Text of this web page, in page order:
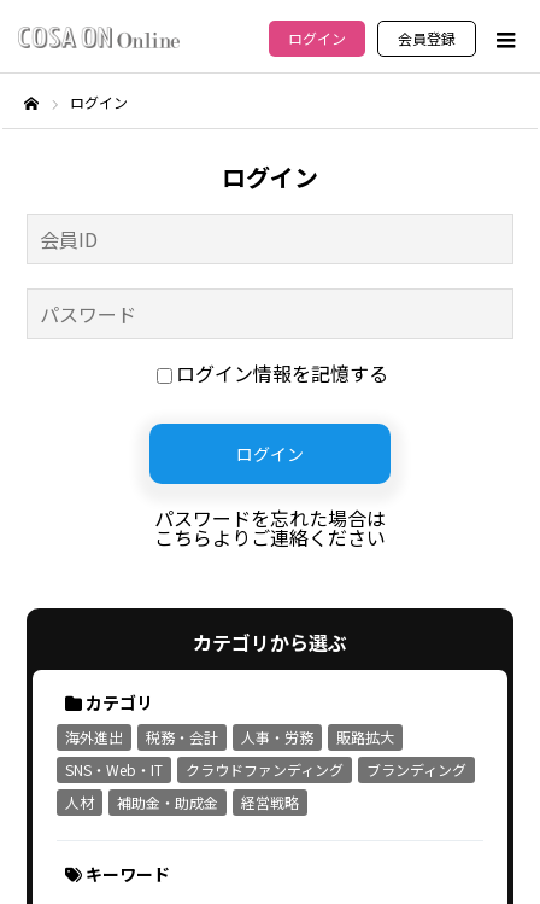
ログイン 会員登録
ログイン
ログイン
ログイン情報を記憶する
パスワードを忘れた場合は
こちらよりご連絡ください
カテゴリから選ぶ
カテゴリ
海外進出 税務・会計 人事・労務
販路拡大
SNS・Web・IT
クラウドファンディング
ブランディング
人材
補助金・助成金 経営戦略
キーワード